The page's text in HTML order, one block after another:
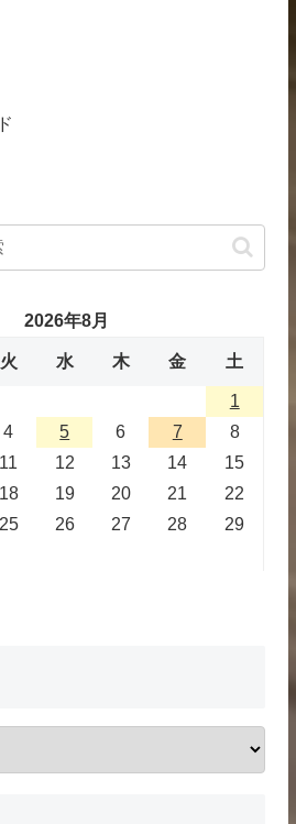
2026年8月
火 水 木 金 土
1
4 5 6 7
8
11 12 13 14
15
18 19 20 21
22
25 26 27 28
29